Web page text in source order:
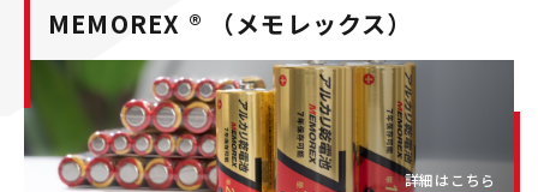
MEMOREX ®️ （メモレックス）
詳細はこちら